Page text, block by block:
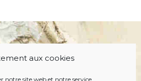
aux cookies
notre site web et notre service.